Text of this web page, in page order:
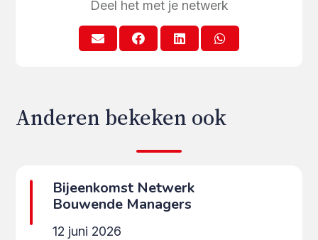
Deel het met je netwerk
Anderen bekeken ook
Bijeenkomst Netwerk
Bouwende Managers
12 juni 2026